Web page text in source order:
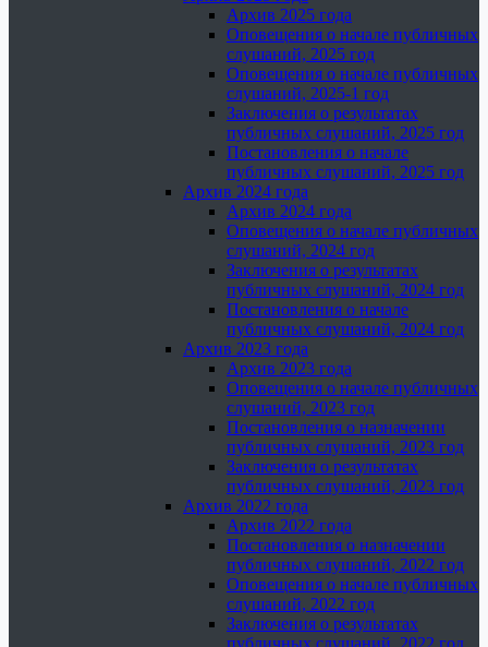
Архив 2025 года
Оповещения о начале публичных
слушаний, 2025 год
Оповещения о начале публичных
слушаний, 2025-1 год
Заключения о результатах
публичных слушаний, 2025 год
Постановления о начале
публичных слушаний, 2025 год
Архив 2024 года
Архив 2024 года
Оповещения о начале публичных
слушаний, 2024 год
Заключения о результатах
публичных слушаний, 2024 год
Постановления о начале
публичных слушаний, 2024 год
Архив 2023 года
Архив 2023 года
Оповещения о начале публичных
слушаний, 2023 год
Постановления о назначении
публичных слушаний, 2023 год
Заключения о результатах
публичных слушаний, 2023 год
Архив 2022 года
Архив 2022 года
Постановления о назначении
публичных слушаний, 2022 год
Оповещения о начале публичных
слушаний, 2022 год
Заключения о результатах
публичных слушаний, 2022 год